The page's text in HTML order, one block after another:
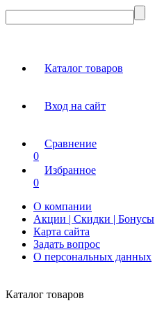
Каталог товаров
Вход на сайт
Сравнение
0
Избранное
0
О компании
Акции | Скидки | Бонусы
Карта сайта
Задать вопрос
О персональных данных
Каталог товаров